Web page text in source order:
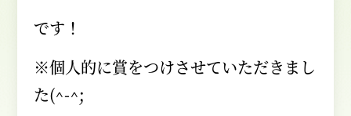
です！
※個人的に賞をつけさせていただきまし
た(^-^;